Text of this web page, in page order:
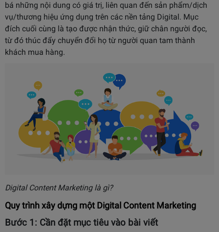
bá những nội dung có giá trị, liên quan đến sản phẩm/dịch
vụ/thương hiệu ứng dụng trên các nền tảng Digital. Mục
đích cuối cùng là tạo được nhận thức, giữ chân người đọc,
từ đó thúc đẩy chuyển đổi họ từ người quan tam thành
khách mua hàng.
Digital Content Marketing là gì?
Quy trình xây dựng một Digital Content Marketing
Bước 1: Cần đặt mục tiêu vào bài viết